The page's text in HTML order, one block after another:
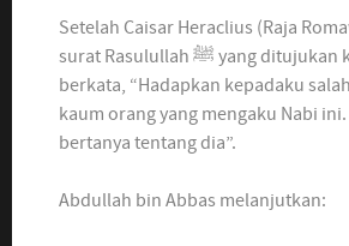
Setelah Caisar Heraclius (Raja
surat Rasulullah ﷺ yang ditujukan kepadanya, ia
berkata, “Hadapkan kepadaku
kaum orang yang mengaku Nabi
bertanya tentang dia”.
Abdullah bin Abbas melanjutkan: